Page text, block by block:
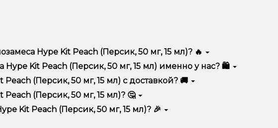
Hype Kit Peach (Персик, 50 мг, 15 мл)? 🔥
15 мл) отличается высоким качеством, удобством
Hype Kit Peach (Персик, 50 мг, 15 мл) именно у нас? 🛍️
ассортимент, выгодные цены и быструю доставку.
(Персик, 50 мг, 15 мл) с доставкой? 🚚
(Персик, 50 мг, 15 мл) в корзину.
(Персик, 50 мг, 15 мл)? 🤔
это кальян, учитывайте размер, материал и тип чаши, если
идеальный вариант.
Kit Peach (Персик, 50 мг, 15 мл)? 🎉